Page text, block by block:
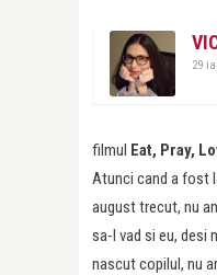
29
filmul Eat, Pray,
Atunci cand a fost
august trecut, nu
sa-l vad si eu, desi
nascut copilul, nu